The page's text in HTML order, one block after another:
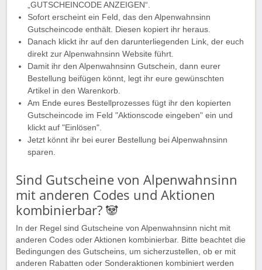
„GUTSCHEINCODE ANZEIGEN“.
Sofort erscheint ein Feld, das den Alpenwahnsinn
Gutscheincode enthält. Diesen kopiert ihr heraus.
Danach klickt ihr auf den darunterliegenden Link, der euch
direkt zur Alpenwahnsinn Website führt.
Damit ihr den Alpenwahnsinn Gutschein, dann eurer
Bestellung beifügen könnt, legt ihr eure gewünschten
Artikel in den Warenkorb.
Am Ende eures Bestellprozesses fügt ihr den kopierten
Gutscheincode im Feld "Aktionscode eingeben" ein und
klickt auf "Einlösen".
Jetzt könnt ihr bei eurer Bestellung bei Alpenwahnsinn
sparen.
Sind Gutscheine von Alpenwahnsinn
mit anderen Codes und Aktionen
kombinierbar? 🐼
In der Regel sind Gutscheine von Alpenwahnsinn nicht mit
anderen Codes oder Aktionen kombinierbar. Bitte beachtet die
Bedingungen des Gutscheins, um sicherzustellen, ob er mit
anderen Rabatten oder Sonderaktionen kombiniert werden